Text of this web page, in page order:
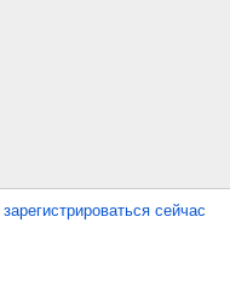
зарегистрироваться сейчас